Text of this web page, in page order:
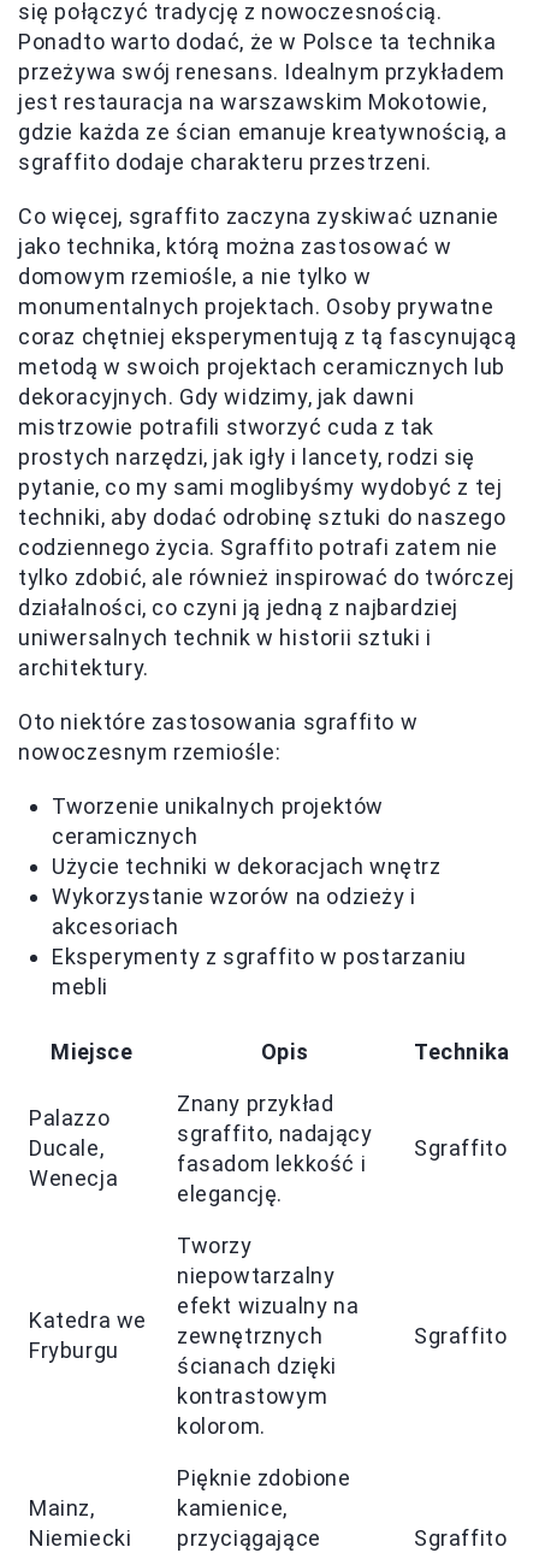
się połączyć tradycję z nowoczesnością.
Ponadto warto dodać, że w Polsce ta technika
przeżywa swój renesans. Idealnym przykładem
jest restauracja na warszawskim Mokotowie,
gdzie każda ze ścian emanuje kreatywnością, a
sgraffito dodaje charakteru przestrzeni.
Co więcej, sgraffito zaczyna zyskiwać uznanie
jako technika, którą można zastosować w
domowym rzemiośle, a nie tylko w
monumentalnych projektach. Osoby prywatne
coraz chętniej eksperymentują z tą fascynującą
metodą w swoich projektach ceramicznych lub
dekoracyjnych. Gdy widzimy, jak dawni
mistrzowie potrafili stworzyć cuda z tak
prostych narzędzi, jak igły i lancety, rodzi się
pytanie, co my sami moglibyśmy wydobyć z tej
techniki, aby dodać odrobinę sztuki do naszego
codziennego życia. Sgraffito potrafi zatem nie
tylko zdobić, ale również inspirować do twórczej
działalności, co czyni ją jedną z najbardziej
uniwersalnych technik w historii sztuki i
architektury.
Oto niektóre zastosowania sgraffito w
nowoczesnym rzemiośle:
Tworzenie unikalnych projektów
ceramicznych
Użycie techniki w dekoracjach wnętrz
Wykorzystanie wzorów na odzieży i
akcesoriach
Eksperymenty z sgraffito w postarzaniu
mebli
Miejsce Opis Technika
Palazzo
Ducale,
Wenecja
Znany przykład
sgraffito, nadający
fasadom lekkość i
elegancję.
Sgraffito
Katedra we
Fryburgu
Tworzy
niepowtarzalny
efekt wizualny na
zewnętrznych
ścianach dzięki
kontrastowym
kolorom.
Sgraffito
Mainz,
Niemiecki
Pięknie zdobione
kamienice,
przyciągające
Sgraffito